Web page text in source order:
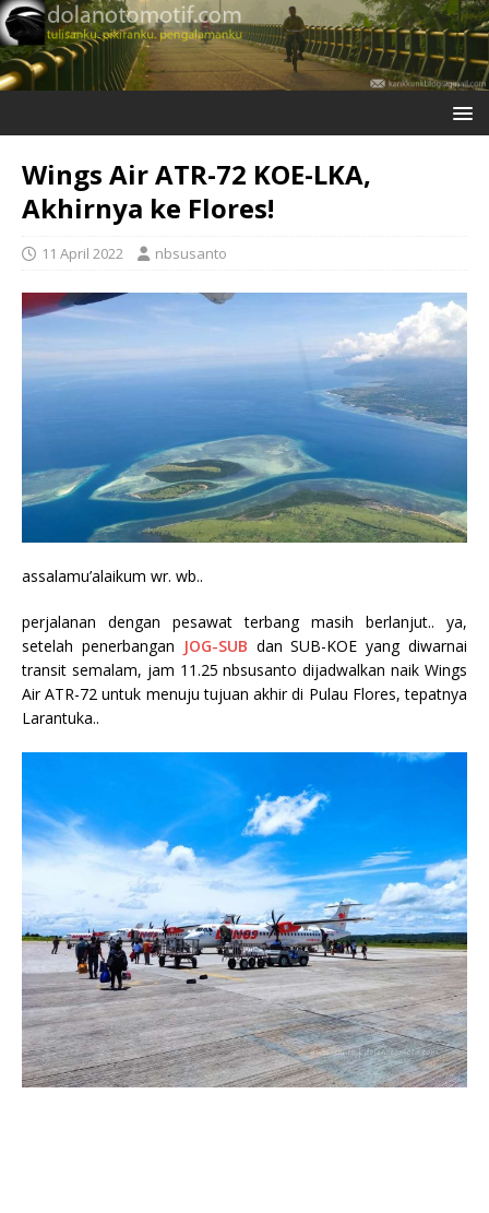
Wings Air ATR-72 KOE-LKA,
Akhirnya ke Flores!
11 April 2022 nbsusanto
assalamu’alaikum wr. wb..
perjalanan dengan pesawat terbang masih berlanjut.. ya,
setelah penerbangan JOG-SUB dan SUB-KOE yang diwarnai
transit semalam, jam 11.25 nbsusanto dijadwalkan naik Wings
Air ATR-72 untuk menuju tujuan akhir di Pulau Flores, tepatnya
Larantuka..